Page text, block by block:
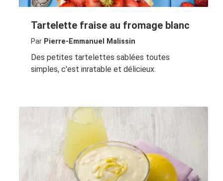
Tartelette fraise au fromage blanc
Par Pierre-Emmanuel Malissin
Des petites tartelettes sablées toutes
simples, c'est inratable et délicieux.